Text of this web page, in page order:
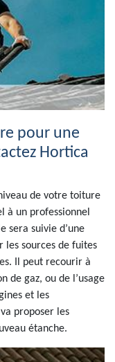
pour une
Hortica
de votre toiture
à un professionnel
sera suivie d’une
les sources de fuites
Il peut recourir à
de gaz, ou de l’usage
et les
proposer les
étanche.